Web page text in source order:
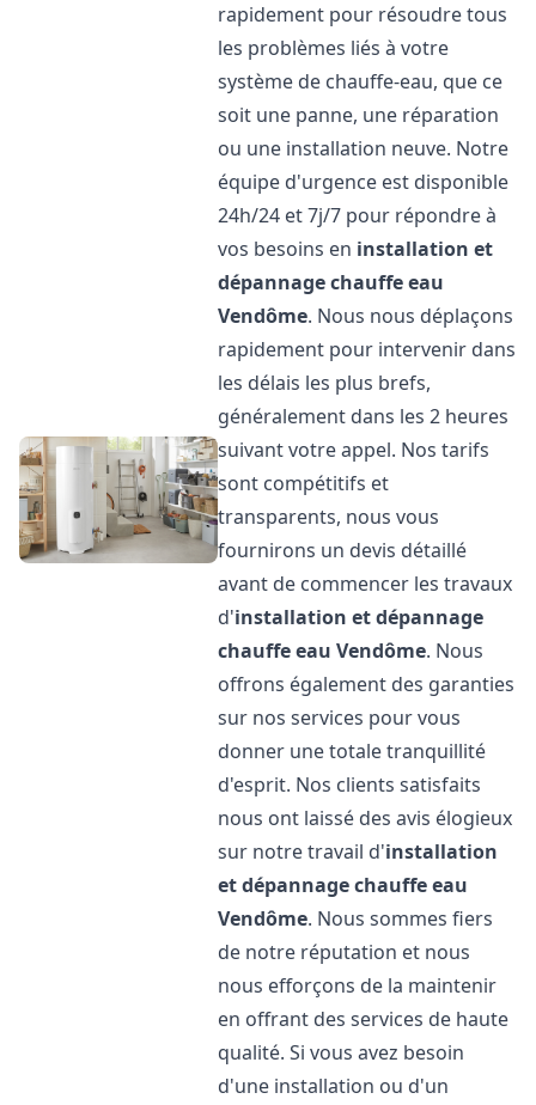
rapidement pour résoudre tous
les problèmes liés à votre
système de chauffe-eau, que ce
soit une panne, une réparation
ou une installation neuve. Notre
équipe d'urgence est disponible
24h/24 et 7j/7 pour répondre à
vos besoins en installation et
dépannage chauffe eau
Vendôme. Nous nous déplaçons
rapidement pour intervenir dans
les délais les plus brefs,
généralement dans les 2 heures
suivant votre appel. Nos tarifs
sont compétitifs et
transparents, nous vous
fournirons un devis détaillé
avant de commencer les travaux
d'installation et dépannage
chauffe eau Vendôme. Nous
offrons également des garanties
sur nos services pour vous
donner une totale tranquillité
d'esprit. Nos clients satisfaits
nous ont laissé des avis élogieux
sur notre travail d'installation
et dépannage chauffe eau
Vendôme. Nous sommes fiers
de notre réputation et nous
nous efforçons de la maintenir
en offrant des services de haute
qualité. Si vous avez besoin
d'une installation ou d'un